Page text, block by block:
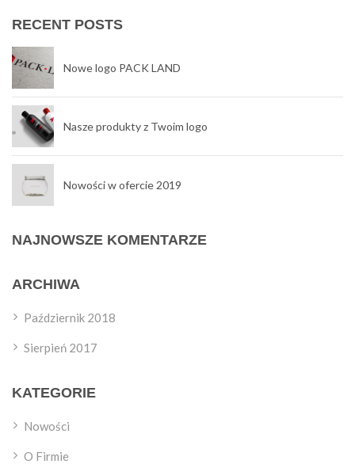
RECENT POSTS
Nowe logo PACK LAND
Nasze produkty z Twoim logo
Nowości w ofercie 2019
NAJNOWSZE KOMENTARZE
ARCHIWA
Październik 2018
Sierpień 2017
KATEGORIE
Nowości
O Firmie